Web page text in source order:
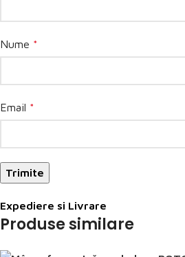
Nume *
Email *
Expediere si Livrare
Produse similare